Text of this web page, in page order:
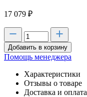
17 079 ₽
Добавить в корзину
Помощь менеджера
Характеристики
Отзывы о товаре
Доставка и оплата